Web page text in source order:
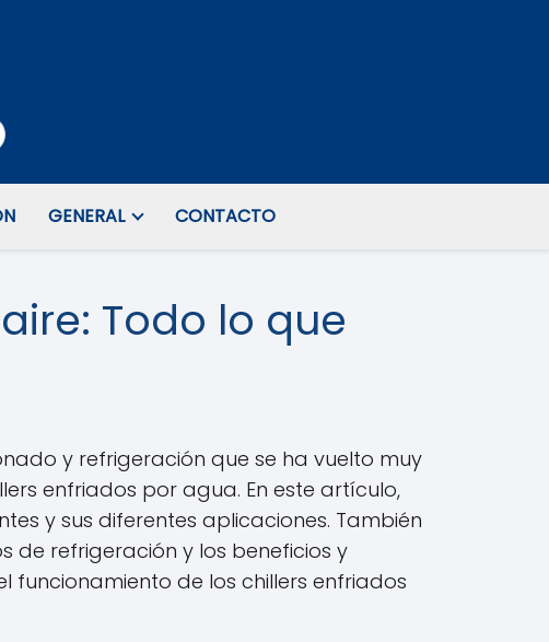
GENERAL CONTACTO
Todo lo que
y refrigeración que se ha vuelto muy
enfriados por agua. En este artículo,
y sus diferentes aplicaciones. También
de refrigeración y los beneficios y
funcionamiento de los chillers enfriados